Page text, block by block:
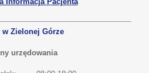
w Zielonej Górze
urzędowania